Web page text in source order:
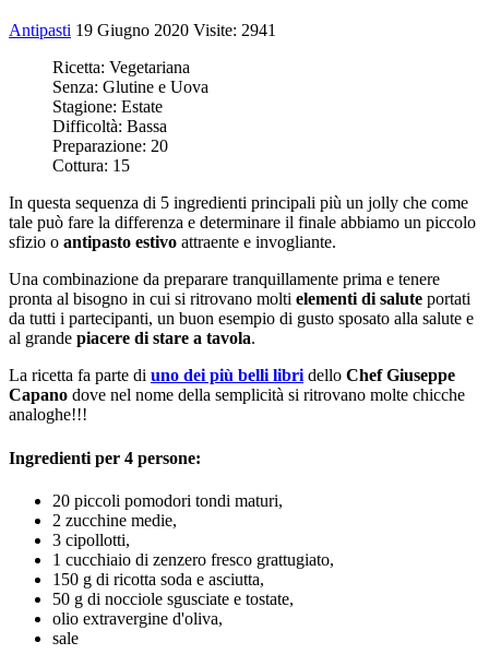
Antipasti 19 Giugno 2020 Visite: 2941
Ricetta: Vegetariana
Senza: Glutine e Uova
Stagione: Estate
Difficoltà: Bassa
Preparazione: 20
Cottura: 15
In questa sequenza di 5 ingredienti principali più un jolly che come
tale può fare la differenza e determinare il finale abbiamo un piccolo
sfizio o antipasto estivo attraente e invogliante.
Una combinazione da preparare tranquillamente prima e tenere
pronta al bisogno in cui si ritrovano molti elementi di salute portati
da tutti i partecipanti, un buon esempio di gusto sposato alla salute e
al grande piacere di stare a tavola.
La ricetta fa parte di uno dei più belli libridello Chef Giuseppe
Capano dove nel nome della semplicità si ritrovano molte chicche
analoghe!!!
Ingredienti per 4 persone:
20 piccoli pomodori tondi maturi,
2 zucchine medie,
3 cipollotti,
1 cucchiaio di zenzero fresco grattugiato,
150 g di ricotta soda e asciutta,
50 g di nocciole sgusciate e tostate,
olio extravergine d'oliva,
sale